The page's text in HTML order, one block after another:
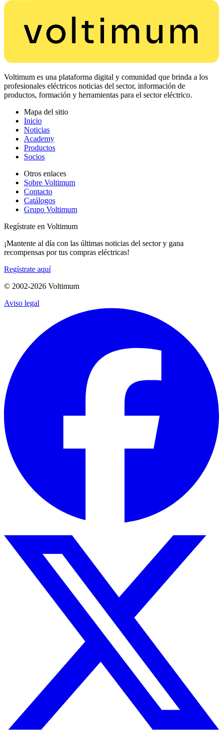
Voltimum es una plataforma digital y comunidad que brinda a los
profesionales eléctricos noticias del sector, información de
productos, formación y herramientas para el sector eléctrico.
Mapa del sitio
Inicio
Noticias
Academy
Productos
Socios
Otros enlaces
Sobre Voltimum
Contacto
Catálogos
Grupo Voltimum
Regístrate en Voltimum
¡Mantente al día con las últimas noticias del sector y gana
recompensas por tus compras eléctricas!
Regístrate aquí
© 2002-2026 Voltimum
Aviso legal